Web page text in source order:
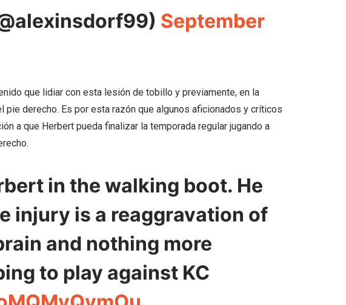
September
que lidiar con esta lesión de tobillo y previamente, en la
derecho. Es por esta razón que algunos aficionados y críticos
a que Herbert pueda finalizar la temporada regular jugando a
in the walking boot. He
injury is a reaggravation of
and nothing more
to play against KC